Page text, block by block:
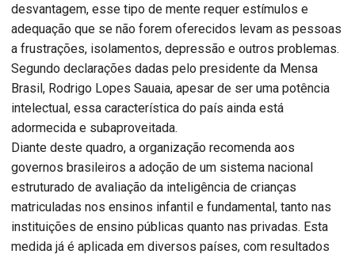
desvantagem, esse tipo de mente requer estímulos e
adequação que se não forem oferecidos levam as pessoas
a frustrações, isolamentos, depressão e outros problemas.
Segundo declarações dadas pelo presidente da Mensa
Brasil, Rodrigo Lopes Sauaia, apesar de ser uma potência
intelectual, essa característica do país ainda está
adormecida e subaproveitada.
Diante deste quadro, a organização recomenda aos
governos brasileiros a adoção de um sistema nacional
estruturado de avaliação da inteligência de crianças
matriculadas nos ensinos infantil e fundamental, tanto nas
instituições de ensino públicas quanto nas privadas. Esta
medida já é aplicada em diversos países, com resultados